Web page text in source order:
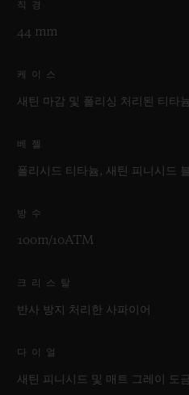
직경
44 mm
케이스
새틴 마감 및 폴리싱 처리된 티타
베젤
폴리시드 티타늄, 새틴 피니시드
방수
100m/10ATM
크리스탈
반사 방지 처리한 사파이어
다이얼
새틴 피니시드 및 매트 그레이 도